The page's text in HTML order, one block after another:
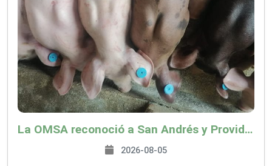
La OMSA reconoció a San Andrés y Providencia como zona libre de Peste Porcina Clásica (PPC)
2026-08-05